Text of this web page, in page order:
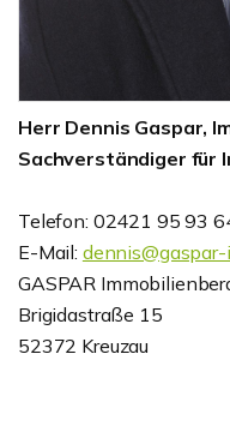
Herr Dennis Gaspar,
Sachverständiger für
Telefon: 02421 95 93
E-Mail:
GASPAR
Brigidastraße 15
52372 Kreuzau